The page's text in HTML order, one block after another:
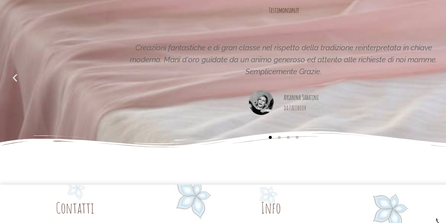
Testimonianze
reinterpretata in chiave
alle richieste di noi mamme.
Le creazioni sono fantastiche e uniche..raffinate eleganti....complimenti per la vostra
pagina,piena di idee!grazie
Maria Teresa Masela
da Facebook
Contatti Info